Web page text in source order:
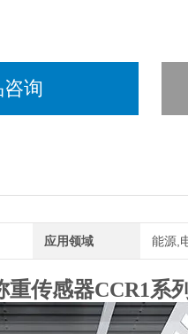
询
应用领域 能源,
重传感器CCR1系